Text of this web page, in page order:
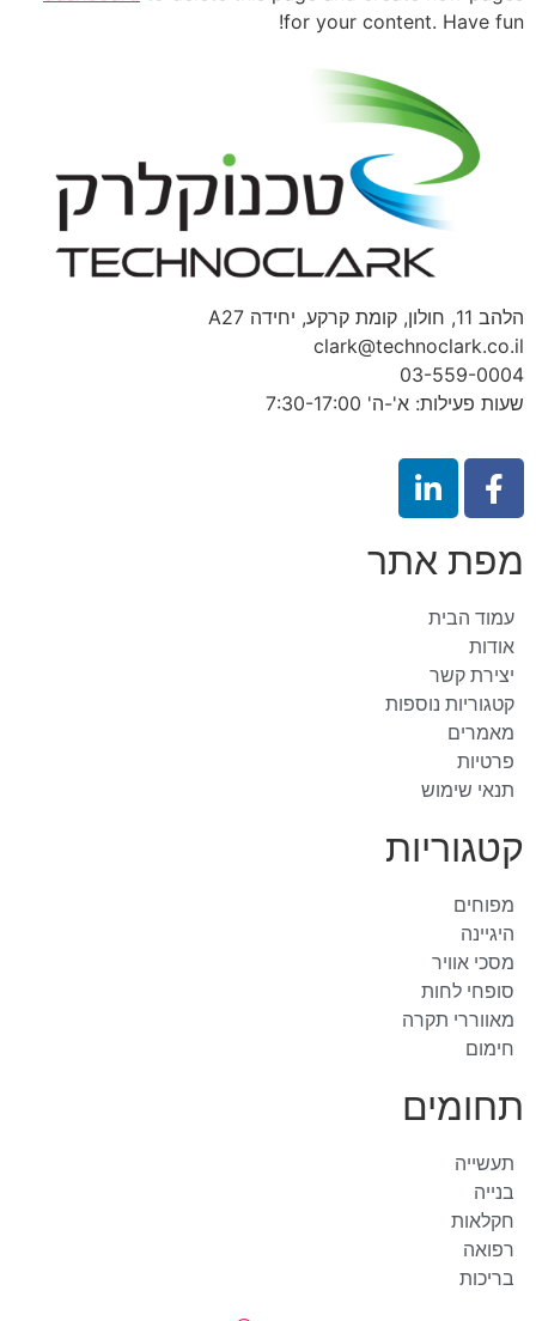
for your content. Have fun!
הלהב 11, חולון, קומת קרקע, יחידה A27
clark@technoclark.co.il
03-559-0004
שעות פעילות: א'-ה' 7:30-17:00
מפת אתר
עמוד הבית
אודות
יצירת קשר
קטגוריות נוספות
מאמרים
פרטיות
תנאי שימוש
קטגוריות
מפוחים
היגיינה
מסכי אוויר
סופחי לחות
מאווררי תקרה
חימום
תחומים
תעשייה
בנייה
חקלאות
רפואה
בריכות